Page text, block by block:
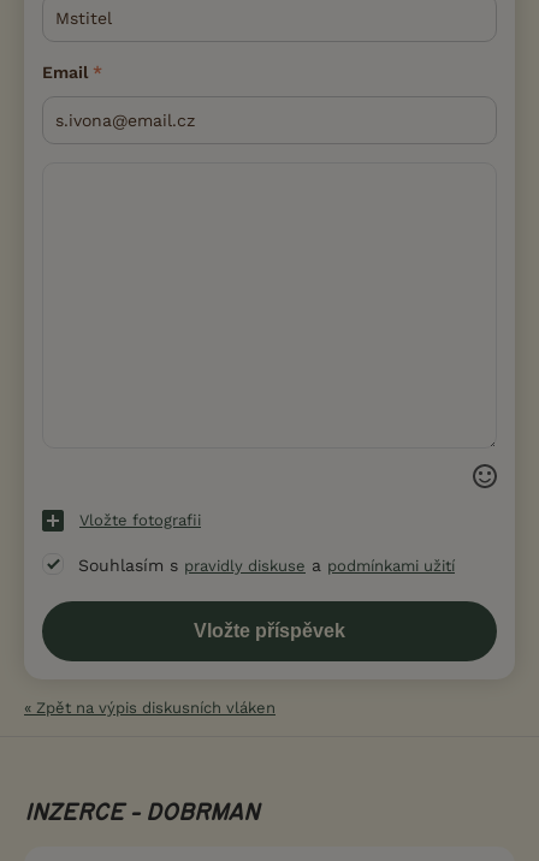
Email
Vložte fotografii
Souhlasím s pravidly diskuse a podmínkami užití
« Zpět na výpis diskusních vláken
INZERCE - DOBRMAN